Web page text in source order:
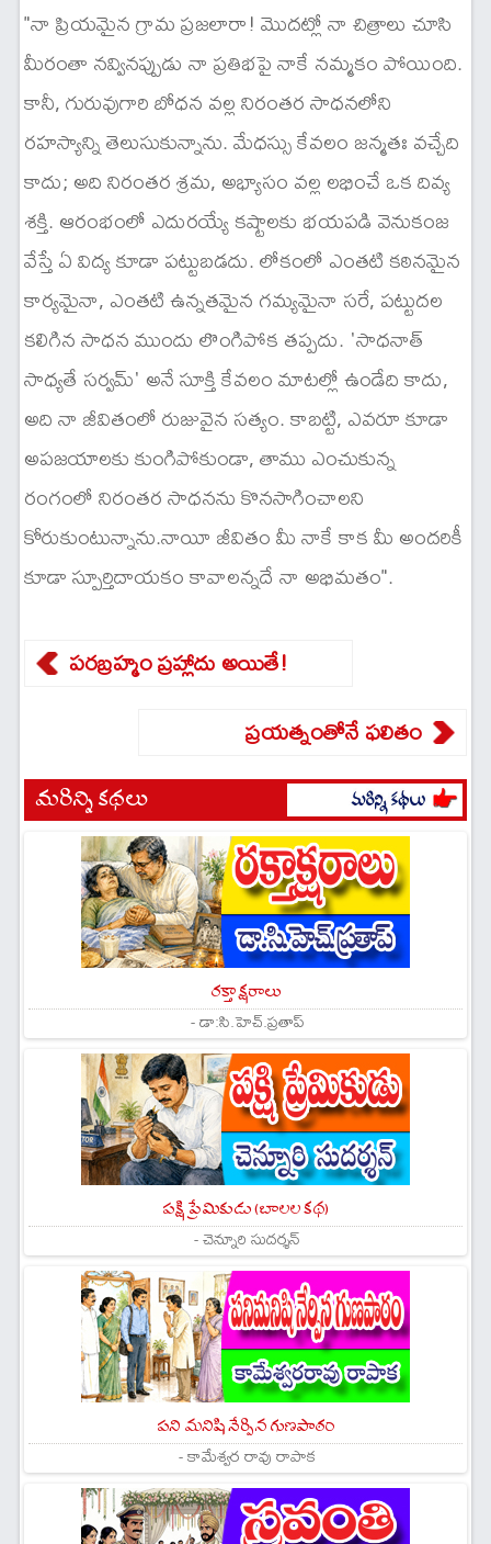
"నా ప్రియమైన గ్రామ ప్రజలారా! మొదట్లో నా చిత్రాలు చూసి
మీరంతా నవ్వినప్పుడు నా ప్రతిభపై నాకే నమ్మకం పోయింది.
కానీ, గురువుగారి బోధన వల్ల నిరంతర సాధనలోని
రహస్యాన్ని తెలుసుకున్నాను. మేధస్సు కేవలం జన్మతః వచ్చేది
కాదు; అది నిరంతర శ్రమ, అభ్యాసం వల్ల లభించే ఒక దివ్య
శక్తి. ఆరంభంలో ఎదురయ్యే కష్టాలకు భయపడి వెనుకంజ
వేస్తే ఏ విద్య కూడా పట్టుబడదు. లోకంలో ఎంతటి కఠినమైన
కార్యమైనా, ఎంతటి ఉన్నతమైన గమ్యమైనా సరే, పట్టుదల
కలిగిన సాధన ముందు లొంగిపోక తప్పదు. 'సాధనాత్
సాధ్యతే సర్వమ్' అనే సూక్తి కేవలం మాటల్లో ఉండేది కాదు,
అది నా జీవితంలో రుజువైన సత్యం. కాబట్టి, ఎవరూ కూడా
అపజయాలకు కుంగిపోకుండా, తాము ఎంచుకున్న
రంగంలో నిరంతర సాధనను కొనసాగించాలని
కోరుకుంటున్నాను.నాయీ జీవితం మీ నాకే కాక మీ అందరికీ
కూడా స్పూర్తిదాయకం కావాలన్నదే నా అభిమతం".
పరబ్రహ్మం ప్రహ్లాదు అయితే!
ప్రయత్నంతోనే ఫలితం
మరిన్ని కథలు
రక్తాక్షరాలు
- డా:సి.హెచ్.ప్రతాప్
పక్షి ప్రేమికుడు (బాలల కథ)
- చెన్నూరి సుదర్శన్
పని మనిషి నేర్పిన గుణపాఠం
- కామేశ్వర రావు రాపాక